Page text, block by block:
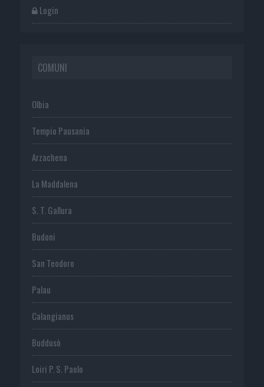
Login
COMUNI
Olbia
Tempio Pausania
Arzachena
La Maddalena
S. T. Gallura
Budoni
San Teodoro
Palau
Calangianus
Buddusò
Loiri P. S. Paolo